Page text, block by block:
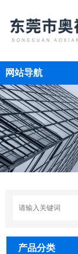
网站导航
产品分类